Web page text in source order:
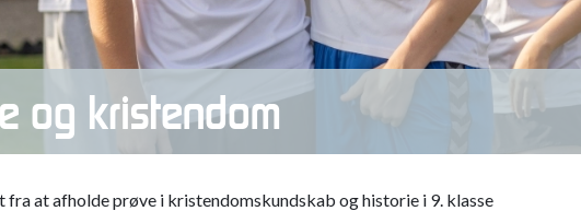
og kristendom
at afholde prøve i kristendomskundskab og historie i 9. klasse